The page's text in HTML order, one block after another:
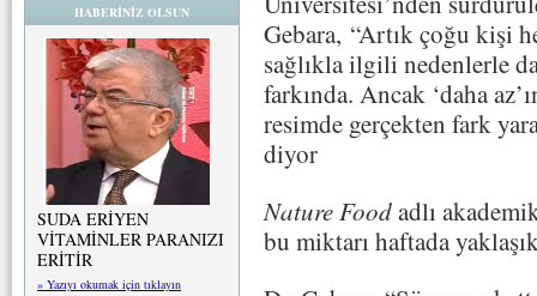
HABERİNİZ OLSUN
SUDA ERİYEN
VİTAMİNLER PARANIZI
ERİTİR
» Yazıyı okumak için tıklayın
Gebara, “Artık çoğu kişi
sağlıkla ilgili nedenlerle
farkında. Ancak ‘daha
resimde gerçekten fark
diyor
Nature Foodadlı
bu miktarı haftada